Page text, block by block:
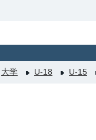
大学 U-18 U-15